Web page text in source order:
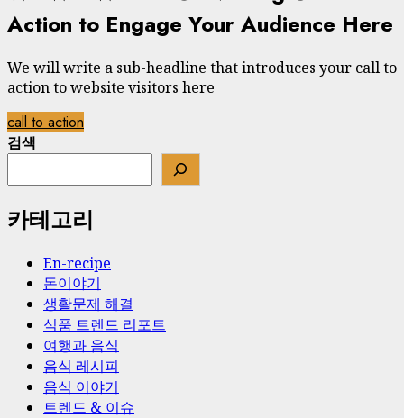
Action to Engage Your Audience Here
We will write a sub-headline that introduces your call to
action to website visitors here
call to action
검색
카테고리
En-recipe
돈이야기
생활문제 해결
식품 트렌드 리포트
여행과 음식
음식 레시피
음식 이야기
트렌드 & 이슈